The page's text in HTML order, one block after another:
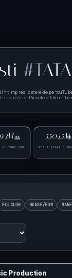
în timp real datele de pe
și Piesele aflate în
👥
9.3M
ABONAȚI YOUTUBE CUMULAT
👁
5,504.5M
VIZUALIZĂRI
FOLCLOR HOUSE/EDM
Production